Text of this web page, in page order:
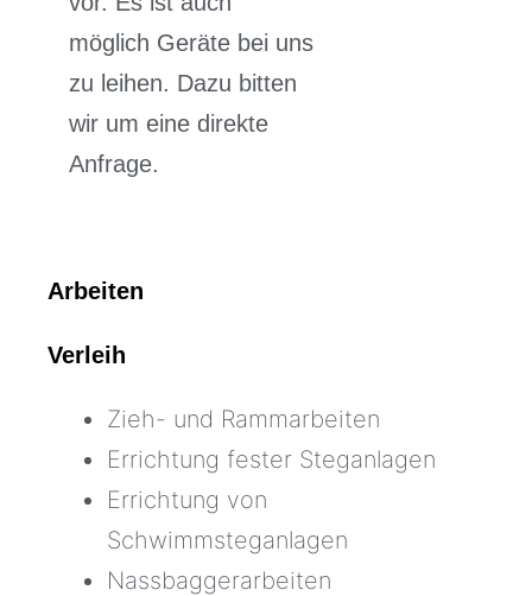
möglich Geräte bei uns
zu leihen. Dazu bitten
wir um eine direkte
Anfrage.
Arbeiten
Verleih
Zieh- und Rammarbeiten
Errichtung fester Steganlagen
Errichtung von
Schwimmsteganlagen
Nassbaggerarbeiten